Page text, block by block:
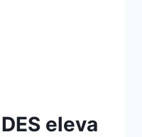
eleva